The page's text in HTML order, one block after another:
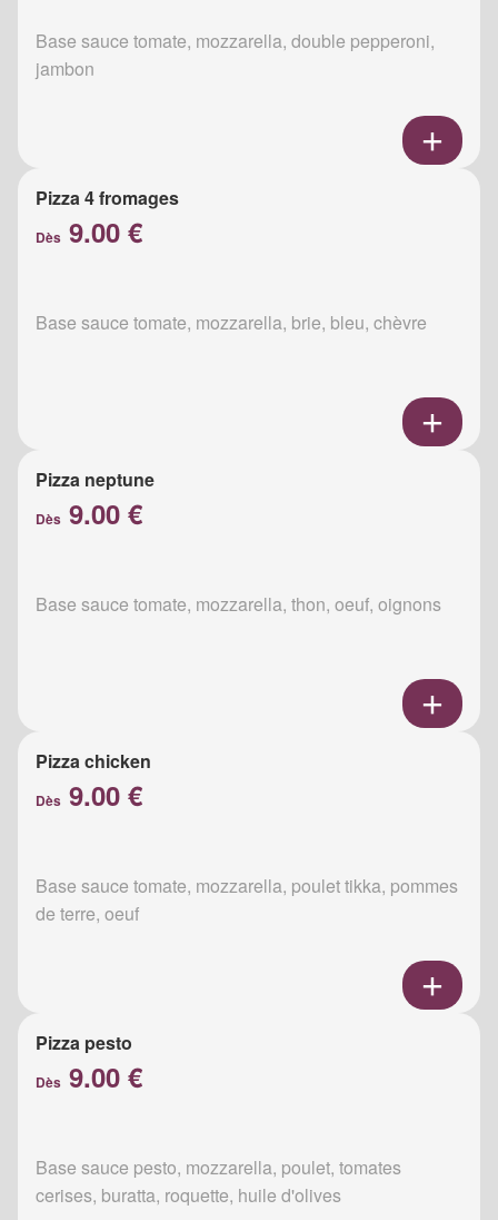
Base sauce tomate, mozzarella, double pepperoni,
jambon
Pizza 4 fromages
Dès 9.00 €
Base sauce tomate, mozzarella, brie, bleu, chèvre
Pizza neptune
Dès 9.00 €
Base sauce tomate, mozzarella, thon, oeuf, oignons
Pizza chicken
Dès 9.00 €
Base sauce tomate, mozzarella, poulet tikka, pommes
de terre, oeuf
Pizza pesto
Dès 9.00 €
Base sauce pesto, mozzarella, poulet, tomates
cerises, buratta, roquette, huile d'olives